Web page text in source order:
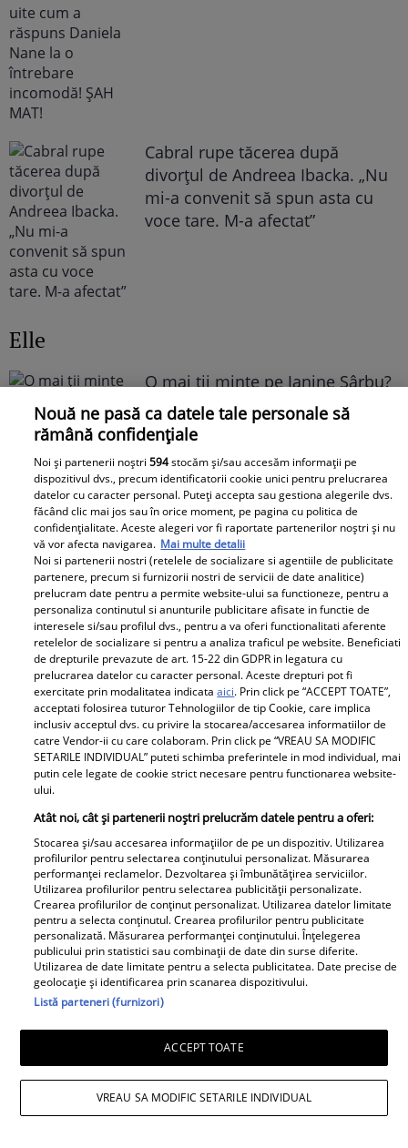
Cabral rupe tăcerea după
divorțul de Andreea Ibacka. „Nu
mi-a convenit să spun asta cu
voce tare. M-a afectat”
Elle
O mai ții minte pe Janine Sârbu?
Cum arată și cu ce se ocupă
acum fosta soție a lui Adrian
Sârbu și unul dintre cele mai
apreciate modele din anii 90. A
fost decorată recent de
Ministerul Culturii din Franța.
Foto
Noi dezvăluiri despre relația
actuală dintre Andreea Popescu
și Dan Alexa. Relația ei
extraconjugală cu antrenorul a
însă nimeni nu se aștepta la ce
se întâmplă în prezent
Este în culmea fericirii! Vedeta a
devenit mamă pentru a doua
oară și a dezvăluit prima
imagine cu fiul său: „Iubirile
vieții mele” Foto
Poftiți pe la noi: Poftiți la
întrecere. Mirela Vaida și
Adriana Trandafir, în centrul
Nouă ne pasă ca datele tale personale să
rămână confidențiale
Noi și partenerii noștri594stocăm și/sau accesăm informații pe
dispozitivul dvs., precum identificatorii cookie unici pentru prelucrarea
datelor cu caracter personal. Puteți accepta sau gestiona alegerile dvs.
făcând clic mai jos sau în orice moment, pe pagina cu politica de
confidențialitate. Aceste alegeri vor fi raportate partenerilor noștri și nu
vă vor afecta navigarea. Mai multe detalii
Noi si partenerii nostri (retelele de socializare si agentiile de publicitate
partenere, precum si furnizorii nostri de servicii de date analitice)
prelucram date pentru a permite website-ului sa functioneze, pentru a
personaliza continutul si anunturile publicitare afisate in functie de
interesele si/sau profilul dvs., pentru a va oferi functionalitati aferente
retelelor de socializare si pentru a analiza traficul pe website. Beneficiati
de drepturile prevazute de art. 15-22 din GDPR in legatura cu
prelucrarea datelor cu caracter personal. Aceste drepturi pot fi
exercitate prin modalitatea indicataaici. Prin click pe “ACCEPT TOATE”,
acceptati folosirea tuturor Tehnologiilor de tip Cookie, care implica
inclusiv acceptul dvs. cu privire la stocarea/accesarea informatiilor de
catre Vendor-ii cu care colaboram. Prin click pe “VREAU SA MODIFIC
SETARILE INDIVIDUAL” puteti schimba preferintele in mod individual, mai
putin cele legate de cookie strict necesare pentru functionarea website-
ului.
Atât noi, cât și partenerii noștri prelucrăm datele pentru a oferi:
Stocarea și/sau accesarea informațiilor de pe un dispozitiv. Utilizarea
profilurilor pentru selectarea conținutului personalizat. Măsurarea
performanței reclamelor. Dezvoltarea și îmbunătățirea serviciilor.
Utilizarea profilurilor pentru selectarea publicității personalizate.
Crearea profilurilor de conținut personalizat. Utilizarea datelor limitate
pentru a selecta conținutul. Crearea profilurilor pentru publicitate
personalizată. Măsurarea performanței conținutului. Înțelegerea
publicului prin statistici sau combinații de date din surse diferite.
Utilizarea de date limitate pentru a selecta publicitatea. Date precise de
geolocație și identificarea prin scanarea dispozitivului.
Listă parteneri (furnizori)
ACCEPT TOATE
VREAU SA MODIFIC SETARILE INDIVIDUAL